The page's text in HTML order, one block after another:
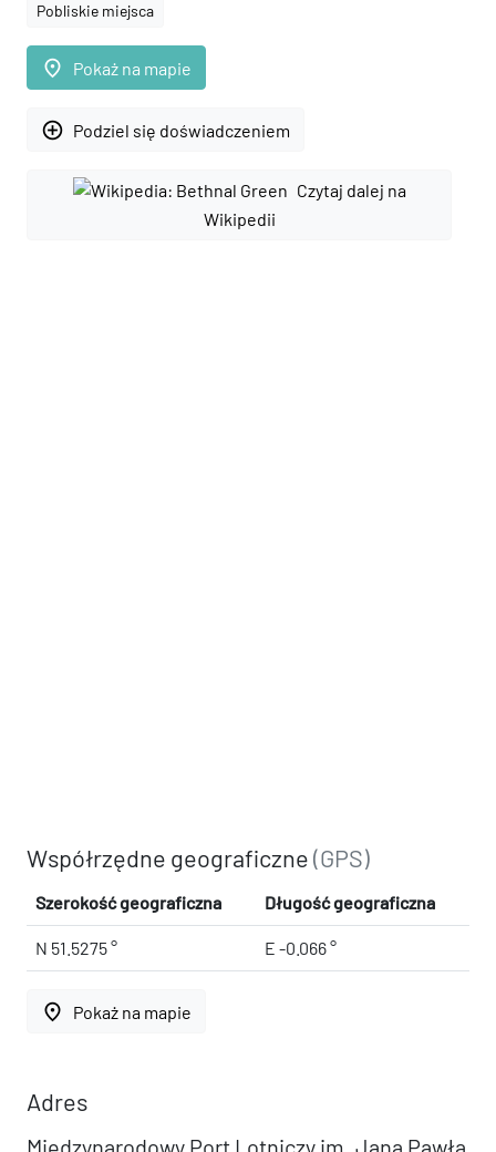
Pobliskie miejsca
place Pokaż na mapie
add_circle_outline Podziel się doświadczeniem
Czytaj dalej na
Wikipedii
Współrzędne geograficzne(GPS)
Szerokość geograficzna Długość geograficzna
N 51.5275 ° E -0.066 °
place Pokaż na mapie
Adres
Międzynarodowy Port Lotniczy im. Jana Pawła